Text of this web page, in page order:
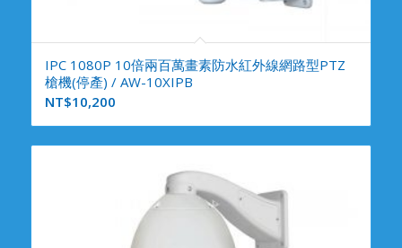
IPC 1080P 10倍兩百萬畫素防水紅外線網路型PTZ
槍機(停產) / AW-10XIPB
NT$10,200